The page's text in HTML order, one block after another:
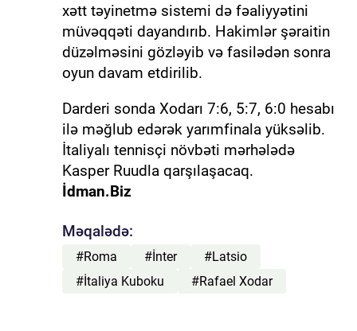
xətt təyinetmə sistemi də fəaliyyətini
müvəqqəti dayandırıb. Hakimlər şəraitin
düzəlməsini gözləyib və fasilədən sonra
oyun davam etdirilib.
Darderi sonda Xodarı 7:6, 5:7, 6:0 hesabı
ilə məğlub edərək yarımfinala yüksəlib.
İtaliyalı tennisçi növbəti mərhələdə
Kasper Ruudla qarşılaşacaq.
İdman.Biz
Məqalədə:
#Roma #İnter
#Latsio
#İtaliya Kuboku
#Rafael Xodar